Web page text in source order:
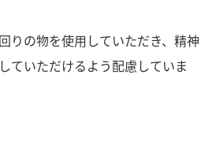
りの物を使用していただき、精神
ていただけるよう配慮していま